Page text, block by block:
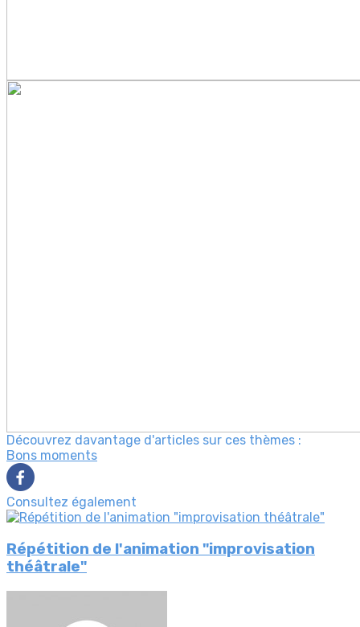
Découvrez davantage d'articles sur ces thèmes :
Bons moments
Consultez également
Répétition de l'animation "improvisation
théâtrale"